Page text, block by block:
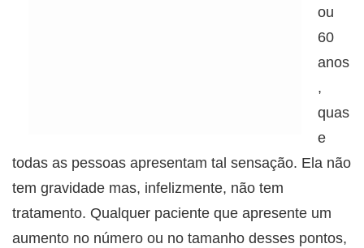
ou
60
anos
,
quas
e
todas as pessoas apresentam tal sensação. Ela não
tem gravidade mas, infelizmente, não tem
tratamento. Qualquer paciente que apresente um
aumento no número ou no tamanho desses pontos,